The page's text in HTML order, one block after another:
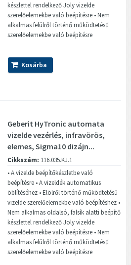
készlettel rendelkező Joly vizelde
szerelőelemekbe való beépítésre • Nem
alkalmas felülről történő működtetésű
szerelőelemekbe való beépítésre
Kosárba
Geberit HyTronic automata
vizelde vezérlés, infravörös,
elemes, Sigma10 dizájn...
Cikkszám: 116.035.KJ.1
• A vizelde beépítőkészletbe való
beépítésre • A vizeldék automatikus
öblítéséhez • Elölről történő működtetésű
vizelde szerelőelemekbe való beépítéshez •
Nem alkalmas oldalsó, falsík alatti beépítő
készlettel rendelkező Joly vizelde
szerelőelemekbe való beépítésre • Nem
alkalmas felülről történő működtetésű
szerelőelemekbe való beépítésre